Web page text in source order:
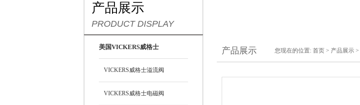
产品展示
PRODUCT DISPLAY
美国VICKERS威格士
VICKERS威格士溢流阀
VICKERS威格士电磁阀
产品展示 您现在的位置: 首页 > 产品展示 >